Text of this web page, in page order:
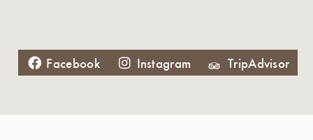
Facebook Instagram TripAdvisor